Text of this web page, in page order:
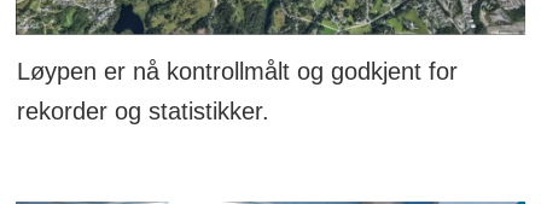
Løypen er nå kontrollmålt og godkjent for
rekorder og statistikker.